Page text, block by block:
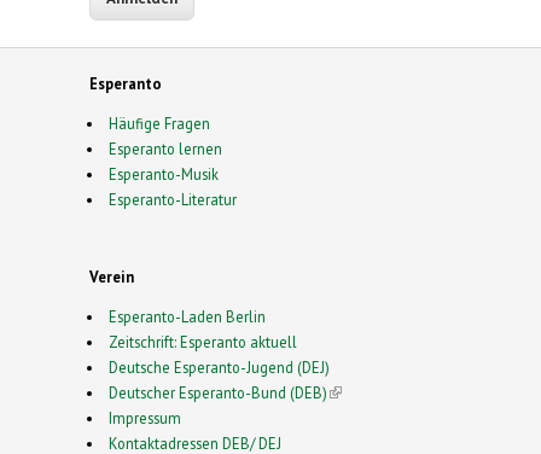
Esperanto
Häufige Fragen
Esperanto lernen
Esperanto-Musik
Esperanto-Literatur
Verein
Esperanto-Laden Berlin
Zeitschrift: Esperanto aktuell
Deutsche Esperanto-Jugend (DEJ)
Deutscher Esperanto-Bund (DEB)(link is external)
Impressum
Kontaktadressen DEB/ DEJ